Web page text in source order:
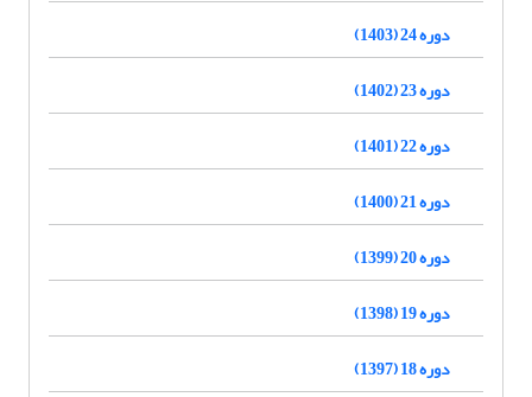
دوره 24 (1403)
دوره 23 (1402)
دوره 22 (1401)
دوره 21 (1400)
دوره 20 (1399)
دوره 19 (1398)
دوره 18 (1397)